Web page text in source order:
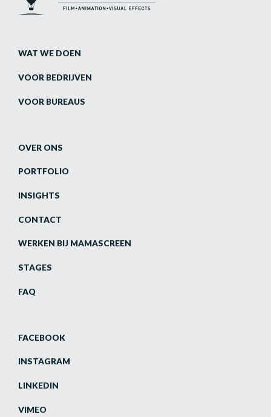
WAT WE DOEN
VOOR BEDRIJVEN
VOOR BUREAUS
OVER ONS
PORTFOLIO
INSIGHTS
CONTACT
WERKEN BIJ MAMASCREEN
STAGES
FAQ
FACEBOOK
INSTAGRAM
LINKEDIN
VIMEO